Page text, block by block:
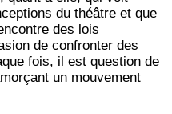
du théâtre et que
des lois
de confronter des
fois, il est question de
un mouvement